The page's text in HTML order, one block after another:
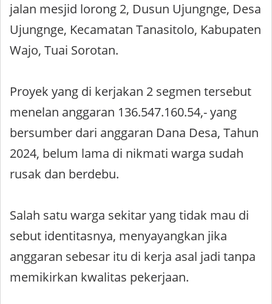
jalan mesjid lorong 2, Dusun Ujungnge, Desa
Ujungnge, Kecamatan Tanasitolo, Kabupaten
Wajo, Tuai Sorotan.
Proyek yang di kerjakan 2 segmen tersebut
menelan anggaran 136.547.160.54,- yang
bersumber dari anggaran Dana Desa, Tahun
2024, belum lama di nikmati warga sudah
rusak dan berdebu.
Salah satu warga sekitar yang tidak mau di
sebut identitasnya, menyayangkan jika
anggaran sebesar itu di kerja asal jadi tanpa
memikirkan kwalitas pekerjaan.